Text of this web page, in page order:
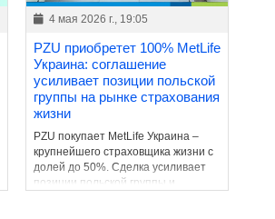
4 мая 2026 г., 19:05
PZU приобретет 100% MetLife
Украина: соглашение
усиливает позиции польской
группы на рынке страхования
жизни
PZU покупает MetLife Украина –
крупнейшего страховщика жизни с
долей до 50%. Сделка усиливает
позиции польской группы и